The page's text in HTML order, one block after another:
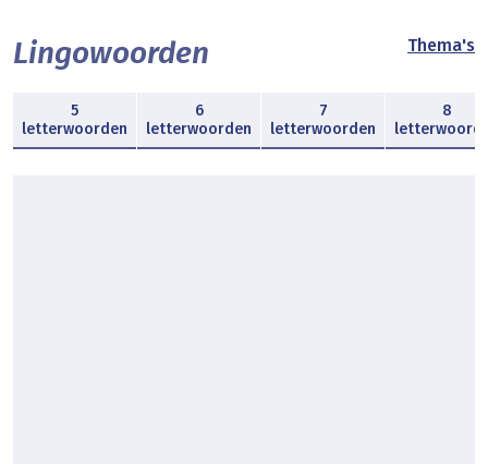
Lingowoorden Thema's
5
letterwoorden
6
letterwoorden
7
letterwoorden
8